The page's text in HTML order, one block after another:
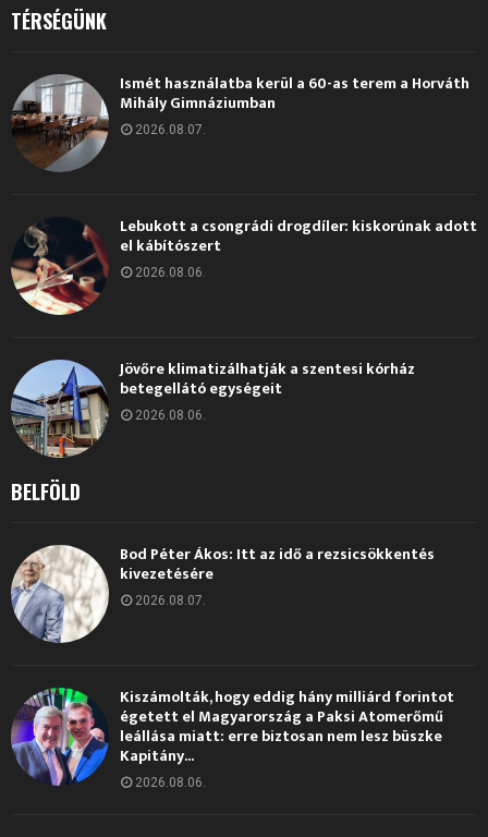
TÉRSÉGÜNK
Ismét használatba kerül a 60-as terem a Horváth
Mihály Gimnáziumban
2026.08.07.
Lebukott a csongrádi drogdíler: kiskorúnak adott
el kábítószert
2026.08.06.
Jövőre klimatizálhatják a szentesi kórház
betegellátó egységeit
2026.08.06.
BELFÖLD
Bod Péter Ákos: Itt az idő a rezsicsökkentés
kivezetésére
2026.08.07.
Kiszámolták, hogy eddig hány milliárd forintot
égetett el Magyarország a Paksi Atomerőmű
leállása miatt: erre biztosan nem lesz büszke
Kapitány...
2026.08.06.